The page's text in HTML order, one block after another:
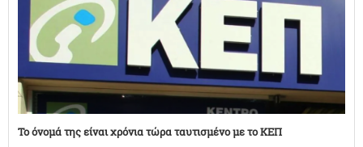
Το όνομά της είναι χρόνια τώρα ταυτισμένο με το ΚΕΠ